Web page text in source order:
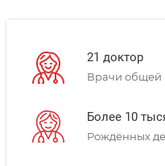
21 доктор
Врачи общей
Более 10
Рождённых